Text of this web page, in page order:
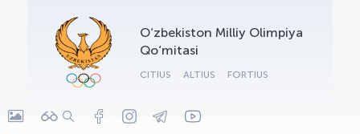
O‘zbekiston Milliy Olimpiya
Qo‘mitasi
CITIUS ALTIUS FORTIUS
OLYMPCHIK AI - yordamchi
Onlayn · olympic.uz